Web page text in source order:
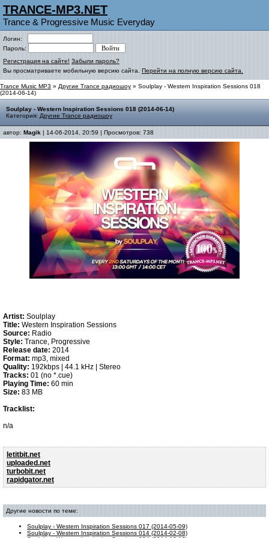
TRANCE-MP3.NET
Trance & Progressive Music Everyday
Логин:
Пароль:
Регистрация на сайте! Забыли пароль?
Вы просматриваете мобильную версию сайта. Перейти на полную версию сайта.
Trance Music MP3 » Другие Trance радиошоу » Soulplay - Western Inspiration Sessions 018
(2014-06-14)
Soulplay - Western Inspiration Sessions 018 (2014-06-14)
Категория: Другие Trance радиошоу
автор: Magik | 14-06-2014, 20:59 | Просмотров: 738
Artist: Soulplay
Title: Western Inspiration Sessions
Source: Radio
Style: Trance, Progressive
Release date: 2014
Format: mp3, mixed
Quality: 192kbps | 44.1 kHz | Stereo
Tracks: 01 (no *.cue)
Playing Time: 60 min
Size: 83 MB
Tracklist:
n/a
letitbit.net
uploaded.net
turbobit.net
rapidgator.net
Другие новости по теме:
Soulplay - Western Inspiration Sessions 017 (2014-05-09)
Soulplay - Western Inspiration Sessions 014 (2014-02-08)